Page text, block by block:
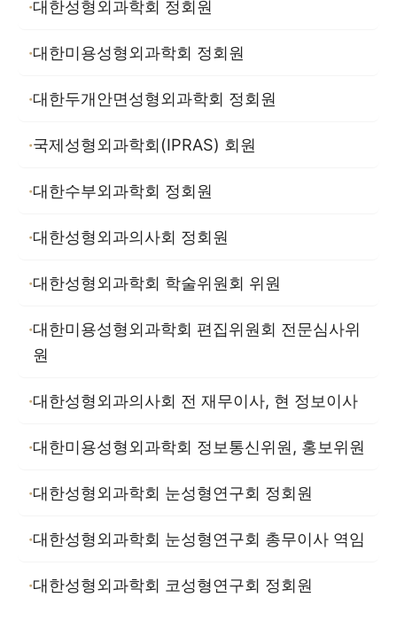
대한성형외과학회 정회원
대한미용성형외과학회 정회원
대한두개안면성형외과학회 정회원
국제성형외과학회(IPRAS) 회원
대한수부외과학회 정회원
대한성형외과의사회 정회원
대한성형외과학회 학술위원회 위원
대한미용성형외과학회 편집위원회 전문심사위
원
대한성형외과의사회 전 재무이사, 현 정보이사
대한미용성형외과학회 정보통신위원, 홍보위원
대한성형외과학회 눈성형연구회 정회원
대한성형외과학회 눈성형연구회 총무이사 역임
대한성형외과학회 코성형연구회 정회원